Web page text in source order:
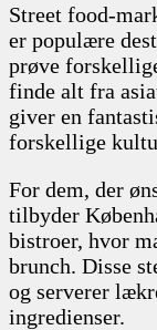
Street food-
er populære
prøve
finde alt fra
giver en
forskellige
For dem, der
tilbyder
bistroer, hvor
brunch. Disse
og serverer
ingredienser.